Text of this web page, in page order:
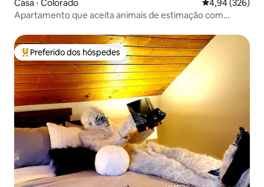
Casa ⋅ Colorado 4,94 de uma
4,94 (326)
Apartamento que aceita animais de estimação com
Entre os melhores preferidos dos hóspedes
Preferido dos hóspedes